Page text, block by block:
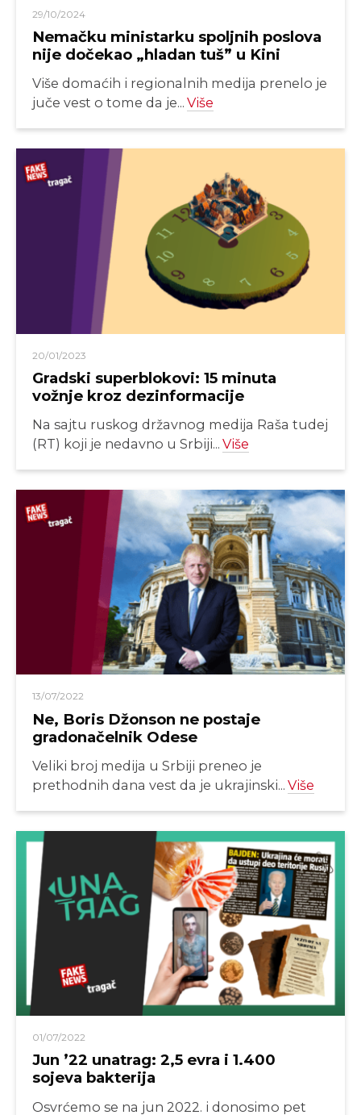
29/10/2024
Nemačku ministarku spoljnih poslova
nije dočekao „hladan tuš” u Kini
Više domaćih i regionalnih medija prenelo je
juče vest o tome da je... Više
20/01/2023
Gradski superblokovi: 15 minuta
vožnje kroz dezinformacije
Na sajtu ruskog državnog medija Raša tudej
(RT) koji je nedavno u Srbiji... Više
13/07/2022
Ne, Boris Džonson ne postaje
gradonačelnik Odese
Veliki broj medija u Srbiji preneo je
prethodnih dana vest da je ukrajinski... Više
01/07/2022
Jun ’22 unatrag: 2,5 evra i 1.400
sojeva bakterija
Osvrćemo se na jun 2022. i donosimo pet